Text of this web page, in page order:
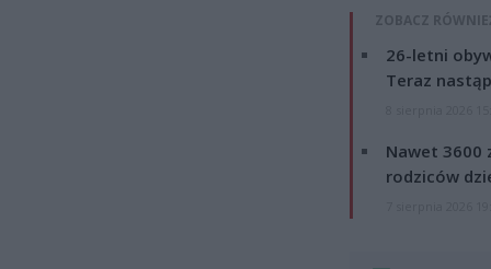
ZOBACZ
26-letni
Teraz
Nawet 3600
rodziców